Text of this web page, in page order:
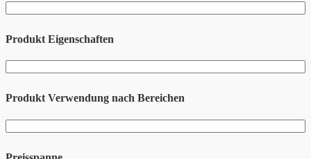
Produkt Eigenschaften
Produkt Verwendung nach Bereichen